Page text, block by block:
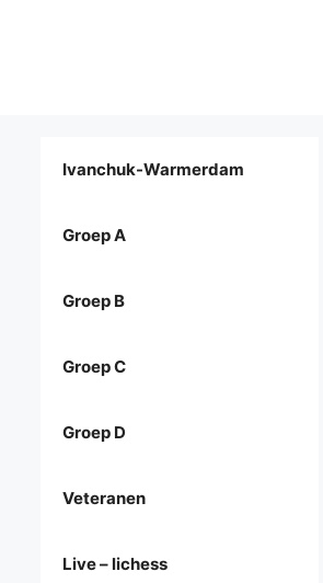
Ivanchuk-Warmerdam
Groep A
Groep B
Groep C
Groep D
Veteranen
Live – lichess